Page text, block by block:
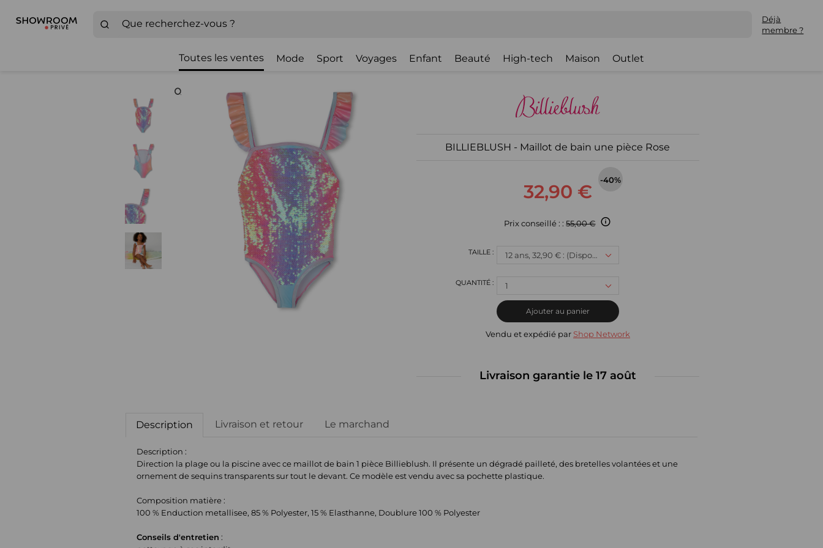
Déjà
membre ?
Toutes les ventes Mode Sport Voyages Enfant Beauté High-tech Maison Outlet
BILLIEBLUSH - Maillot de bain une pièce Rose
32,90 €
-40%
Prix conseillé : :55,00 €
12 ans, 32,90 € : (Disponible)
1
Ajouter au panier
Vendu et expédié par Shop Network
Livraison garantie le 17 août
Description Livraison et retour Le marchand
Description :
Direction la plage ou la piscine avec ce maillot de bain 1 pièce Billieblush. Il présente un dégradé pailleté, des bretelles volantées et une
ornement de sequins transparents sur tout le devant. Ce modèle est vendu avec sa pochette plastique.
Composition matière :
100 % Enduction metallisee, 85 % Polyester, 15 % Elasthanne, Doublure 100 % Polyester
Conseils d'entretien :